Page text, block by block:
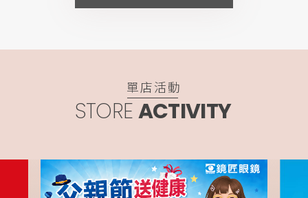
單店活動
STOREACTIVITY